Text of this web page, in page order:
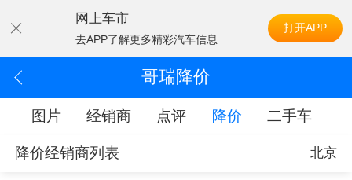
网上车市
去APP了解更多精彩汽车信息
打开APP
哥瑞降价
图片 经销商 点评 降价 二手车
降价经销商列表 北京